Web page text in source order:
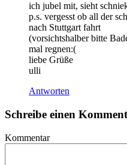
ich jubel mit, sieht
p.s. vergesst ob all der
nach Stuttgart fahrt
(vorsichtshalber bitte
mal regnen:(
liebe Grüße
ulli
Antworten
Schreibe einen
Kommentar